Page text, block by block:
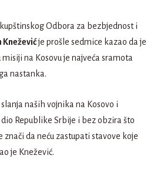
Odbora za bezbjednost i
Kneževićje prošle sedmice kazao da je
misiji na Kosovu je najveća sramota
nastanka.
naših vojnika na Kosovo i
Republike Srbije i bez obzira što
da neću zastupati stavove koje
je Knežević.